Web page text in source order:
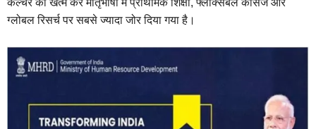
कल्चर को खत्म कर मातृभाषा में प्राथमिक शिक्षा, फ्लेक्सिबल कोर्सेज और
ग्लोबल रिसर्च पर सबसे ज्यादा जोर दिया गया है।